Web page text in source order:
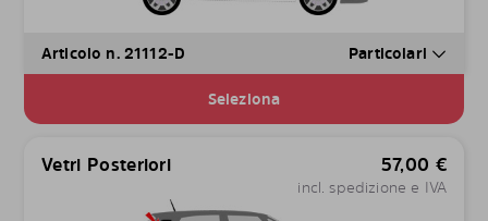
Articolo n. 21112-D Particolari
Seleziona
Vetri Posteriori 57,00 €
incl. spedizione e IVA